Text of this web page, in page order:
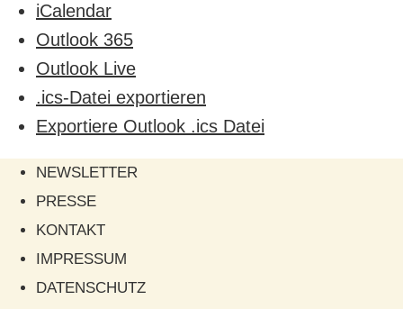
iCalendar
Outlook 365
Outlook Live
.ics-Datei exportieren
Exportiere Outlook .ics Datei
NEWSLETTER
PRESSE
KONTAKT
IMPRESSUM
DATENSCHUTZ